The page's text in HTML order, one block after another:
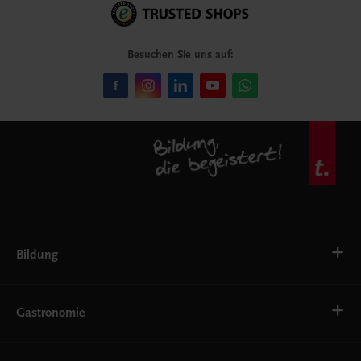
Besuchen Sie uns auf:
Bildung
Ernährung
Gastronomie